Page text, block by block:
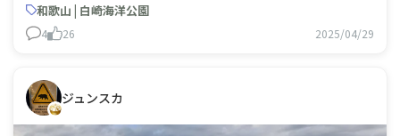
和歌山 | 白崎海洋公園
4 26 2025/04/29
ジュンスカ